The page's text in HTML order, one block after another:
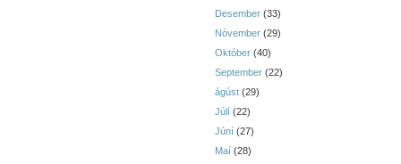
Desember (33)
Nóvember (29)
Október (40)
September (22)
ágúst (29)
Júlí (22)
Júní (27)
Maí (28)